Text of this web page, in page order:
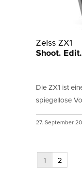
Zeiss ZX1
Shoot.
Die ZX1 ist
spiegellose
27. September
1 2